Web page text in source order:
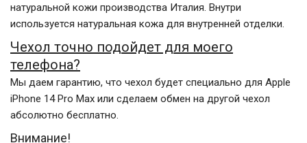
натуральной кожи производства Италия. Внутри
используется натуральная кожа для внутренней отделки.
Чехол точно подойдет для моего
телефона?
Мы даем гарантию, что чехол будет специально для Apple
iPhone 14 Pro Max или сделаем обмен на другой чехол
абсолютно бесплатно.
Внимание!